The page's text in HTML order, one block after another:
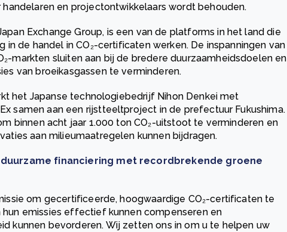
en projectontwikkelaars wordt behouden.
Exchange Group, is een van de platforms in het land die
in de handel in CO₂-certificaten werken. De inspanningen van
markten sluiten aan bij de bredere duurzaamheidsdoelen en
van broeikasgassen te verminderen.
het Japanse technologiebedrijf Nihon Denkei met
samen aan een rijstteeltproject in de prefectuur Fukushima.
binnen acht jaar 1.000 ton CO₂-uitstoot te verminderen en
aan milieumaatregelen kunnen bijdragen.
duurzame financiering met recordbrekende groene
om gecertificeerde, hoogwaardige CO₂-certificaten te
emissies effectief kunnen compenseren en
kunnen bevorderen. Wij zetten ons in om u te helpen uw